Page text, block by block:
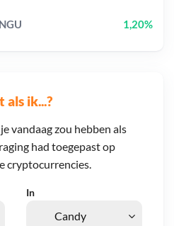
als ik...?
vandaag zou hebben als
had toegepast op
cryptocurrencies.
In
1,20%